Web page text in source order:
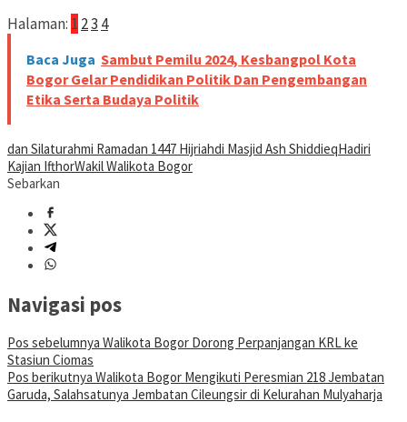
Halaman: 1 23 4
Baca Juga Sambut Pemilu 2024, Kesbangpol Kota
Bogor Gelar Pendidikan Politik Dan Pengembangan
Etika Serta Budaya Politik
dan Silaturahmi Ramadan 1447 Hijriahdi Masjid Ash ShiddieqHadiri
Kajian IfthorWakil Walikota Bogor
Sebarkan
Navigasi pos
Pos sebelumnya Walikota Bogor Dorong Perpanjangan KRL ke
Stasiun Ciomas
Pos berikutnya Walikota Bogor Mengikuti Peresmian 218 Jembatan
Garuda, Salahsatunya Jembatan Cileungsir di Kelurahan Mulyaharja